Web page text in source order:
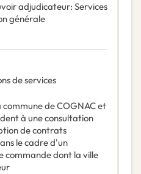
adjudicateur: Services
générale
de services
commune de COGNAC et
à une consultation
de contrats
le cadre d'un
commande dont la ville